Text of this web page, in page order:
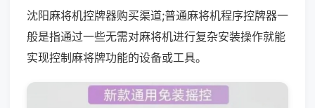
沈阳麻将机控牌器购买渠道;普通麻将机程序控牌器一
般是指通过一些无需对麻将机进行复杂安装操作就能
实现控制麻将牌功能的设备或工具。